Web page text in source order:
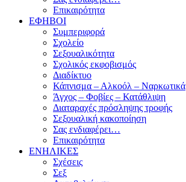
Επικαιρότητα
ΕΦΗΒΟΙ
Συμπεριφορά
Σχολείο
Σεξουαλικότητα
Σχολικός εκφοβισμός
Διαδίκτυο
Κάπνισμα – Αλκοόλ – Ναρκωτικά
Άγχος – Φοβίες – Κατάθλιψη
Διαταραχές πρόσληψης τροφής
Σεξουαλική κακοποίηση
Σας ενδιαφέρει…
Επικαιρότητα
ΕΝΗΛΙΚΕΣ
Σχέσεις
Σεξ